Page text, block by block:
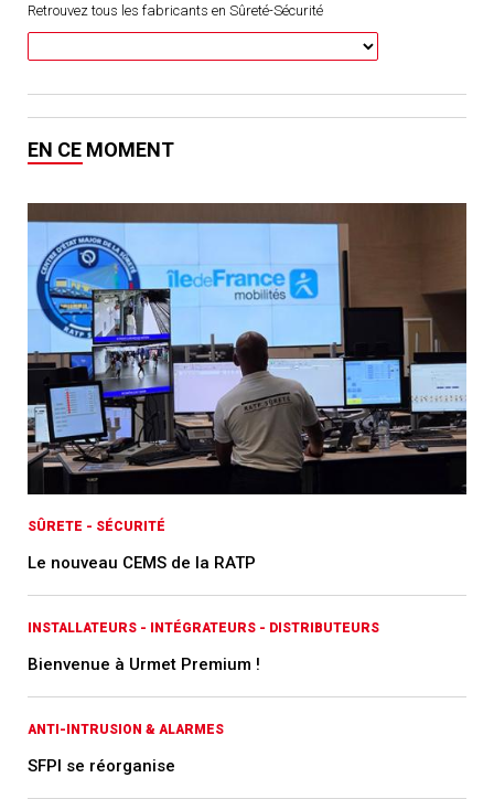
Retrouvez tous les fabricants en Sûreté-Sécurité
EN CE MOMENT
SÛRETE - SÉCURITÉ
Le nouveau CEMS de la RATP
INSTALLATEURS - INTÉGRATEURS - DISTRIBUTEURS
Bienvenue à Urmet Premium !
ANTI-INTRUSION & ALARMES
SFPI se réorganise